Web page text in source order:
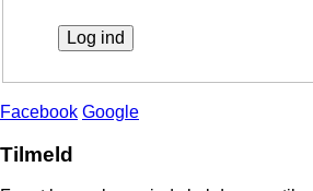
Facebook Google
Tilmeld